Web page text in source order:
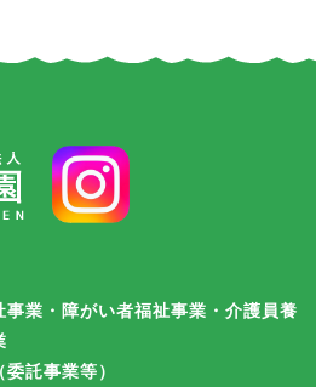
事業・障がい者福祉事業・介護員養
委託事業等）